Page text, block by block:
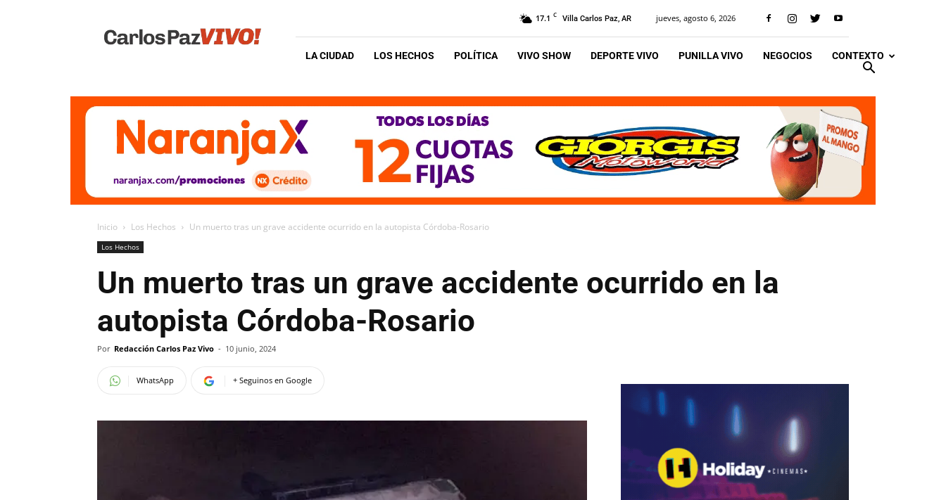
Vivo
17.1 C Villa Carlos Paz, AR jueves, agosto 6, 2026
LA CIUDAD LOS HECHOS POLÍTICA VIVO SHOW DEPORTE VIVO PUNILLA VIVO NEGOCIOS CONTEXTO
Inicio Los Hechos Un muerto tras un grave accidente ocurrido en la autopista Córdoba-Rosario
Los Hechos
Un muerto tras un grave accidente ocurrido en la
autopista Córdoba-Rosario
Por Redacción Carlos Paz Vivo - 10 junio, 2024
WhatsApp + Seguinos en Google